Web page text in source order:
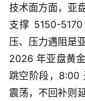
技术面方面，亚
支撑 5150-
压、压力遇阻是
2026 年亚盘黄
跳空阶段，8:00
震荡，不回补则